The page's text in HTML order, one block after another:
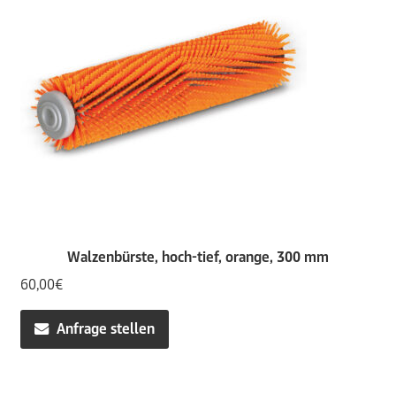
Walzenbürste, hoch-tief, orange, 300 mm
60,00€
Anfrage stellen